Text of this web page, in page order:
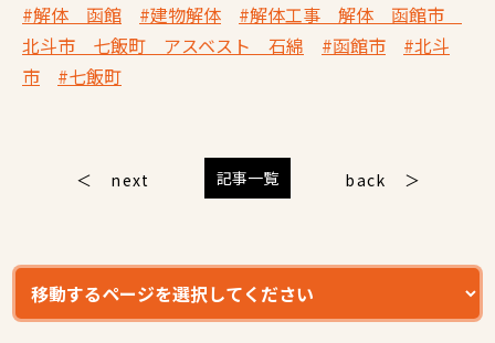
#解体 函館 #建物解体
#解体工事 解体 函館市
北斗市 七飯町 アスベスト 石綿
#函館市
#北斗
市
#七飯町
next 記事一覧 back